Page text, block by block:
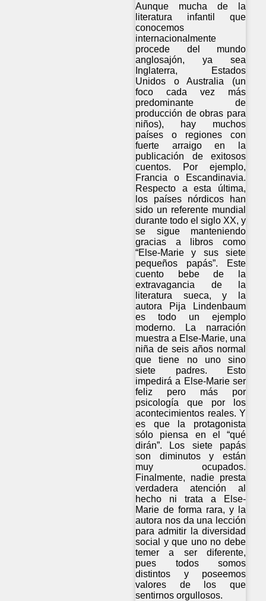
Aunque mucha de la
literatura infantil que
conocemos
internacionalmente
procede del mundo
anglosajón, ya sea
Inglaterra, Estados
Unidos o Australia (un
foco cada vez más
predominante de
producción de obras para
niños), hay muchos
países o regiones con
fuerte arraigo en la
publicación de exitosos
cuentos. Por ejemplo,
Francia o Escandinavia.
Respecto a esta última,
los países nórdicos han
sido un referente mundial
durante todo el siglo XX, y
se sigue manteniendo
gracias a libros como
“Else-Marie y sus siete
pequeños papás”. Este
cuento bebe de la
extravagancia de la
literatura sueca, y la
autora Pija Lindenbaum
es todo un ejemplo
moderno. La narración
muestra a Else-Marie, una
niña de seis años normal
que tiene no uno sino
siete padres. Esto
impedirá a Else-Marie ser
feliz pero más por
psicología que por los
acontecimientos reales. Y
es que la protagonista
sólo piensa en el “qué
dirán”. Los siete papás
son diminutos y están
muy ocupados.
Finalmente, nadie presta
verdadera atención al
hecho ni trata a Else-
Marie de forma rara, y la
autora nos da una lección
para admitir la diversidad
social y que uno no debe
temer a ser diferente,
pues todos somos
distintos y poseemos
valores de los que
sentirnos orgullosos.